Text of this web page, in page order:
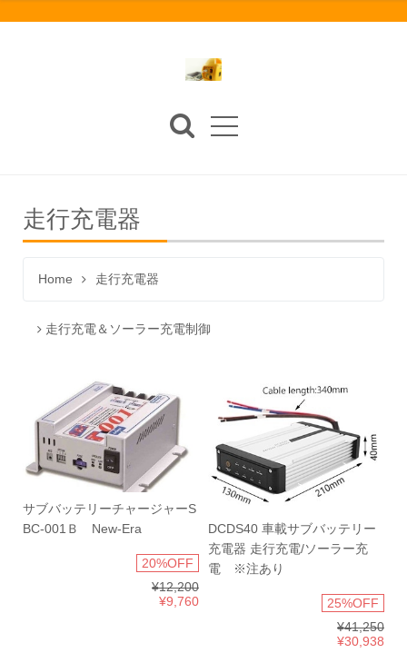
走行充電器
Home 走行充電器
走行充電＆ソーラー充電制御
サブバッテリーチャージャーS
BC-001Ｂ New-Era
20%OFF
¥12,200
¥9,760
DCDS40 車載サブバッテリー
充電器 走行充電/ソーラー充
電 ※注あり
25%OFF
¥41,250
¥30,938